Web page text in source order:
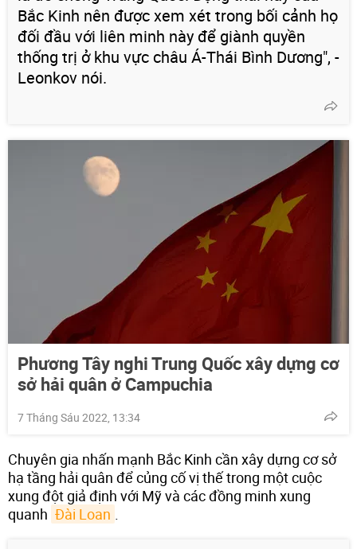
Bắc Kinh nên được xem xét trong bối cảnh họ
đối đầu với liên minh này để giành quyền
thống trị ở khu vực châu Á-Thái Bình Dương", -
Leonkov nói.
Phương Tây nghi Trung Quốc xây dựng cơ
sở hải quân ở Campuchia
7 Tháng Sáu 2022, 13:34
Chuyên gia nhấn mạnh Bắc Kinh cần xây dựng cơ sở
hạ tầng hải quân để củng cố vị thế trong một cuộc
xung đột giả định với Mỹ và các đồng minh xung
quanh Đài Loan